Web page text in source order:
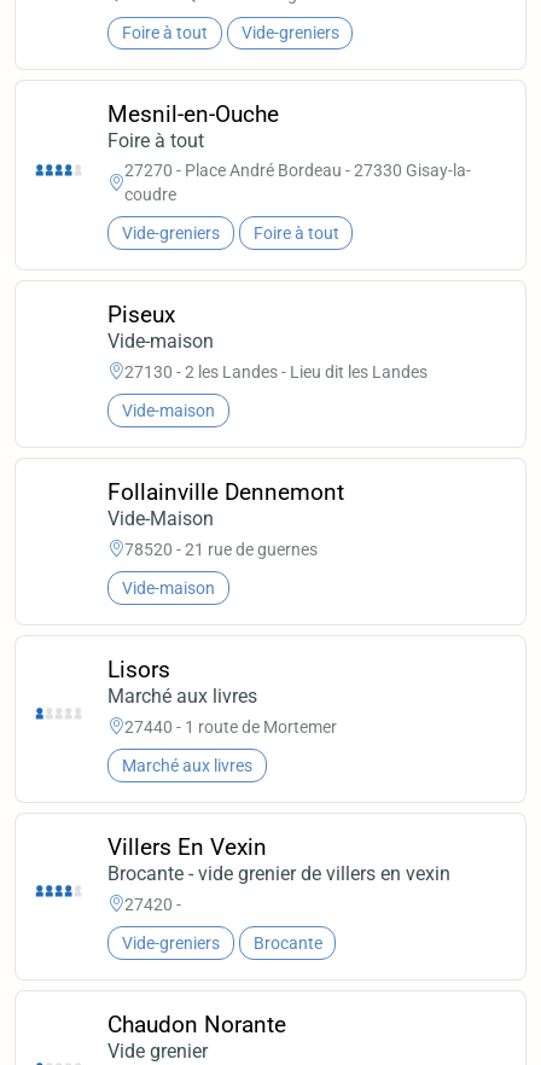
Foire à tout Vide-greniers
Mesnil-en-Ouche
Foire à tout
27270 - Place André Bordeau - 27330 Gisay-la-
coudre
Vide-greniers Foire à tout
Piseux
Vide-maison
27130 - 2 les Landes - Lieu dit les Landes
Vide-maison
Follainville Dennemont
Vide-Maison
78520 - 21 rue de guernes
Vide-maison
Lisors
Marché aux livres
27440 - 1 route de Mortemer
Marché aux livres
Villers En Vexin
Brocante - vide grenier de villers en vexin
27420 -
Vide-greniers Brocante
Chaudon Norante
Vide grenier